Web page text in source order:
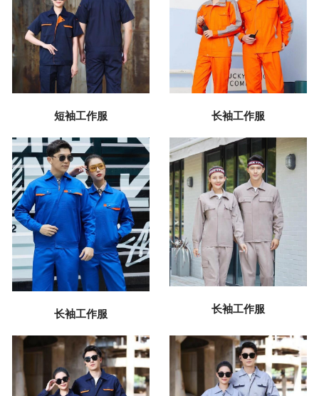
短袖工作服 长袖工作服
长袖工作服 长袖工作服